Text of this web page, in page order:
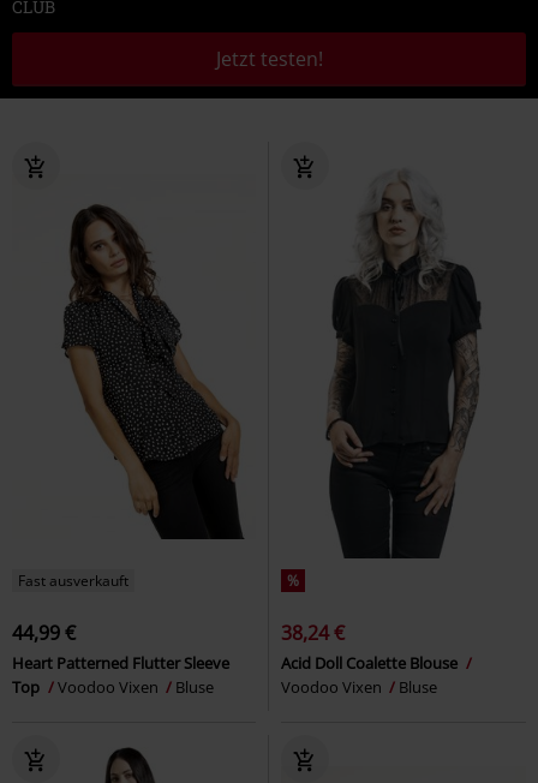
CLUB
Jetzt testen!
Fast ausverkauft
44,99 €
Heart Patterned Flutter Sleeve
Top
Voodoo Vixen Bluse
%
38,24 €
Acid Doll Coalette Blouse
Voodoo Vixen
Bluse